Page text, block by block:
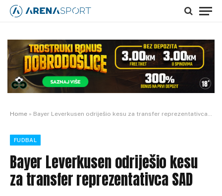
Home » Bayer Leverkusen odriješio kesu za transfer reprezentativca SAD
FUDBAL
Bayer Leverkusen odriješio kesu
za transfer reprezentativca SAD